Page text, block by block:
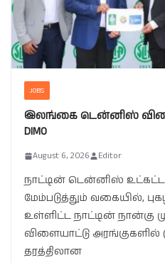
JOBS
இலங்கை டென்னிஸ்
DIMO
August 6, 2026 Editor
நாட்டின் டென்னிஸ்
மேம்படுத்தும் வகையில்,
உள்ளிட்ட நாட்டின் நான்கு
விளையாட்டு அரங்குகளில்
தரத்திலான